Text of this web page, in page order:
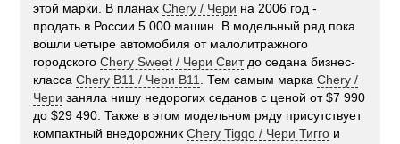
этой марки. В планахChery / Чери на 2006 год -
продать в России 5 000 машин. В модельный ряд пока
вошли четыре автомобиля от малолитражного
городскогоChery Sweet / Чери Свитдо седана бизнес-
классаChery B11 / Чери B11 . Тем самым маркаChery /
Чери заняла нишу недорогих седанов c ценой от $7 990
до $29 490. Также в этом модельном ряду присутствует
компактный внедорожникChery Tiggo / Чери Тигго и